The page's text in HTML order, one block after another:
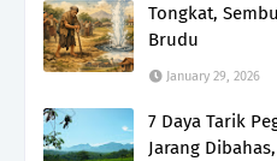
Tongkat,
Brudu
January 29, 2026
7 Daya Tarik
Jarang